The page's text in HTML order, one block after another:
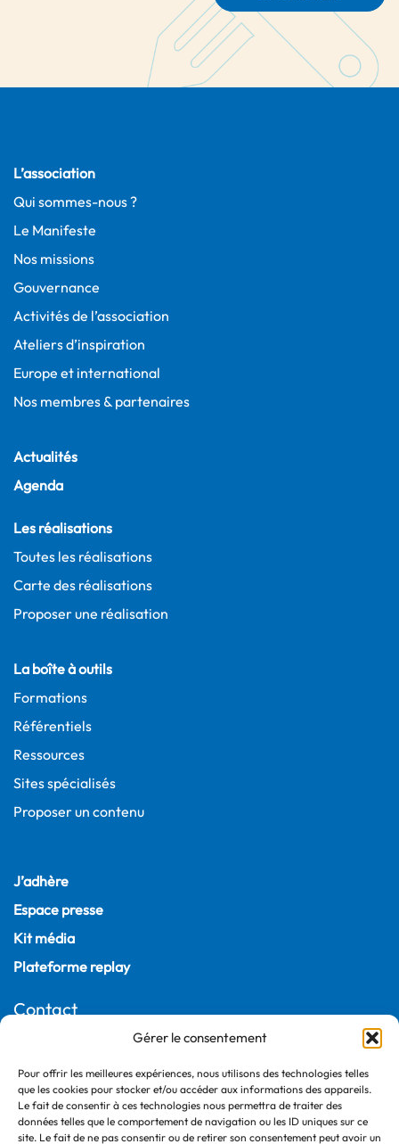
Gérer le consentement
Pour offrir les meilleures expériences, nous utilisons des technologies telles
que les cookies pour stocker et/ou accéder aux informations des appareils.
Le fait de consentir à ces technologies nous permettra de traiter des
données telles que le comportement de navigation ou les ID uniques sur ce
site. Le fait de ne pas consentir ou de retirer son consentement peut avoir un
L’association
Qui sommes-nous ?
Le Manifeste
Nos missions
Gouvernance
Activités de l’association
Ateliers d’inspiration
Europe et international
Nos membres & partenaires
Actualités
Agenda
Les réalisations
Toutes les réalisations
Carte des réalisations
Proposer une réalisation
La boîte à outils
Formations
Référentiels
Ressources
Sites spécialisés
Proposer un contenu
J’adhère
Espace presse
Kit média
Plateforme replay
Contact
75009 Paris – France
+33 (0)1 55 04 05 03